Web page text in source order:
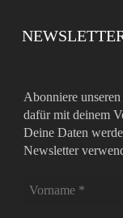
Abonniere
dafür mit deinem
Deine Daten
Newsletter